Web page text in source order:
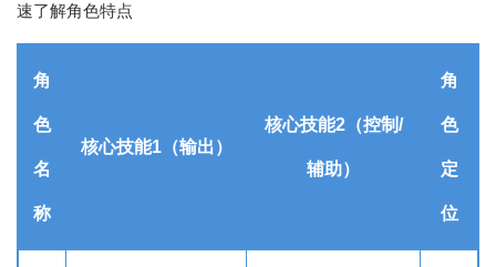
速了解角色特点
角
色
名
称
核心技能1（输出）
核心技能2（控制/
辅助）
角
色
定
位